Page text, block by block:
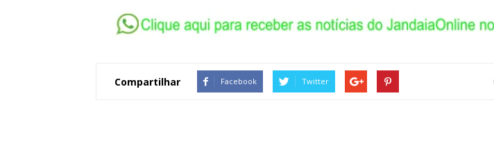
Compartilhar Facebook Twitter